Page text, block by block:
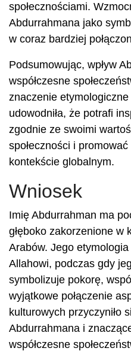
społecznościami.
Abdurrahmana jako
w coraz bardziej
Podsumowując, wpływ
współczesne
znaczenie
udowodniła, że ​​potrafi
zgodnie ze swoimi
społeczności i
kontekście globalnym.
Wniosek
Imię Abdurrahman ma
głęboko zakorzenione w
Arabów. Jego
Allahowi, podczas gdy
symbolizuje pokorę,
wyjątkowe połączenie
kulturowych przyczyniło
Abdurrahmana i
współczesne